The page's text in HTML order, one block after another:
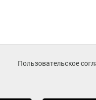
Пользовательское